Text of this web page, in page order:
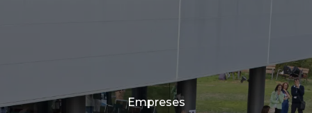
Categories
Empreses